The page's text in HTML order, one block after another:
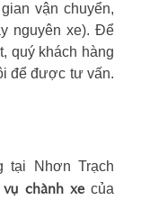
vận chuyển,
nguyên xe). Để
quý khách hàng
để được tư vấn.
tại Nhơn Trạch
chành xe của